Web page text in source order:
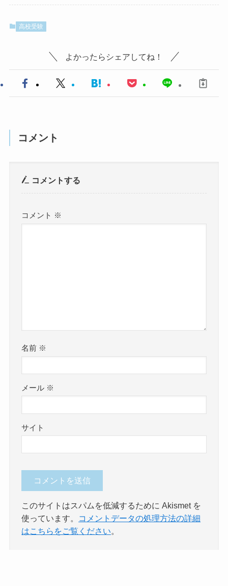
高校受験
よかったらシェアしてね！
コメント
コメントする
コメント ※
名前 ※
メール ※
サイト
このサイトはスパムを低減するために Akismet を
使っています。
コメントデータの処理方法の詳細
はこちらをご覧ください。